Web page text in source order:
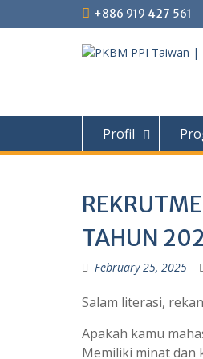
+886 919 427 561
Profil
TAHUN
February 25, 2025
Salam literasi,
Apakah kamu
Memiliki minat dan